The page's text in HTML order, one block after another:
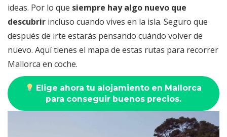
ideas. Por lo que siempre hay algo nuevo que
descubrir incluso cuando vives en la isla. Seguro que
después de irte estarás pensando cuándo volver de
nuevo. Aquí tienes el mapa de estas rutas para recorrer
Mallorca en coche.
Elige ahora tu alojamiento en Mallorca
para conseguir buenos precios.